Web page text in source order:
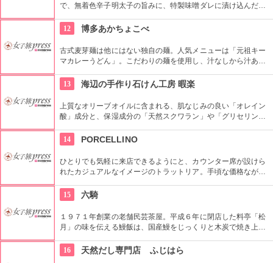
で、無着色辛子明太子の旨みに、特製味噌ダレに漬け込んだコ
間違いない。香ばしい胡麻と明太子のピリッとした旨さがある
「明太味ごま」は、ふりかけや野菜炒め、うどんのトッピング
に最適です。
12 博多あかちょこべ
古式麦芽麺は他にはない独自の麺。人気メニューは「元祖キー
マカレーうどん」。こだわりの麺を使用し、汁なしから汁あり
くる「釜あげずぼらうどん」など魅力的なメニューが多数あり
ます。夜には居酒屋として、昼も夜も利用できるお店です。
13 海辺の手作り石けん工房 暇楽
上質なオリーブオイルに含まれる、肌なじみの良い「オレイン
酸」成分と、保湿成分の「天然スクワラン」や「グリセリン」
とした洗い上がりの石けんができあがります。合成保存料・香
料・固形剤などは一切使用せず、自然熟成・乾燥させ、石けん
の香りは天然ハーブのみを使用。手作り石けんを含め10種類の
自然素材手作りコスメ、オーガニックなどを製造・販売してい
ます。
14 PORCELLINO
ひとりでも気軽に来店できるようにと、カウンター席が設けら
れたカジュアルなイメージのトラットリア。手頃な価格ながら
ェリーノランチは、前菜とパスタ、メイン、パン、ドルチェと
コーヒープチコース仕立て。名前の通り子豚が目印の可愛い店
です。
15 六騎
１９７１年創業の老舗民芸茶屋。平成６年に閉店した料亭「松
月」の味を伝える鰻飯は、国産鰻をじっくりと木炭で焼き上げ
じた「柳川鍋」ももちろんご用意。どちらもセットになった御
膳もあるので、訪れた際には是非ご賞味を。
16 天然だし専門店 ふじはら